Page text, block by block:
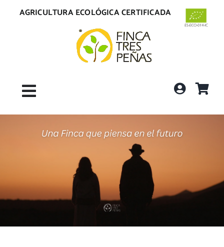
AGRICULTURA ECOLÓGICA CERTIFICADA
Toggle
Navigation Inicio
La Finca
Tienda